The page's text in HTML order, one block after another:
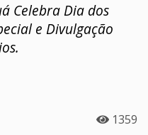
Celebra Dia dos
e Divulgação
1359